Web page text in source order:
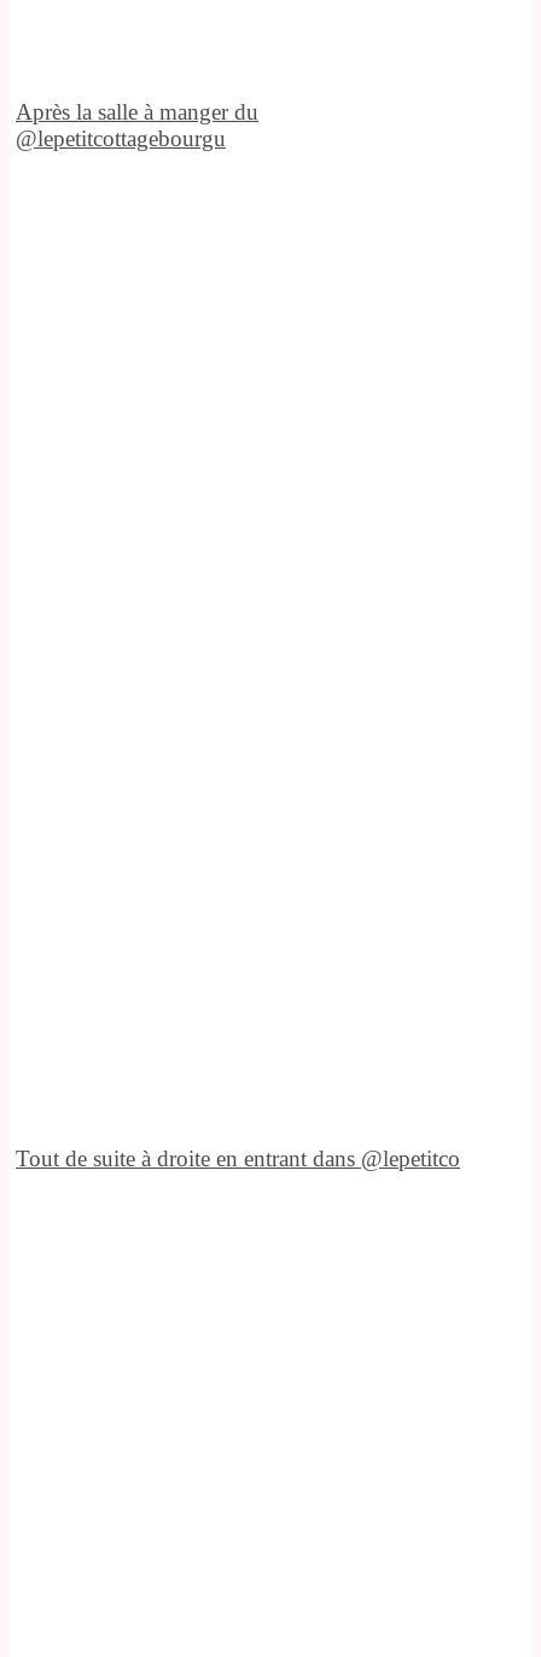
Après la salle à manger du
@lepetitcottagebourgu
Tout de suite à droite en entrant dans @lepetitco